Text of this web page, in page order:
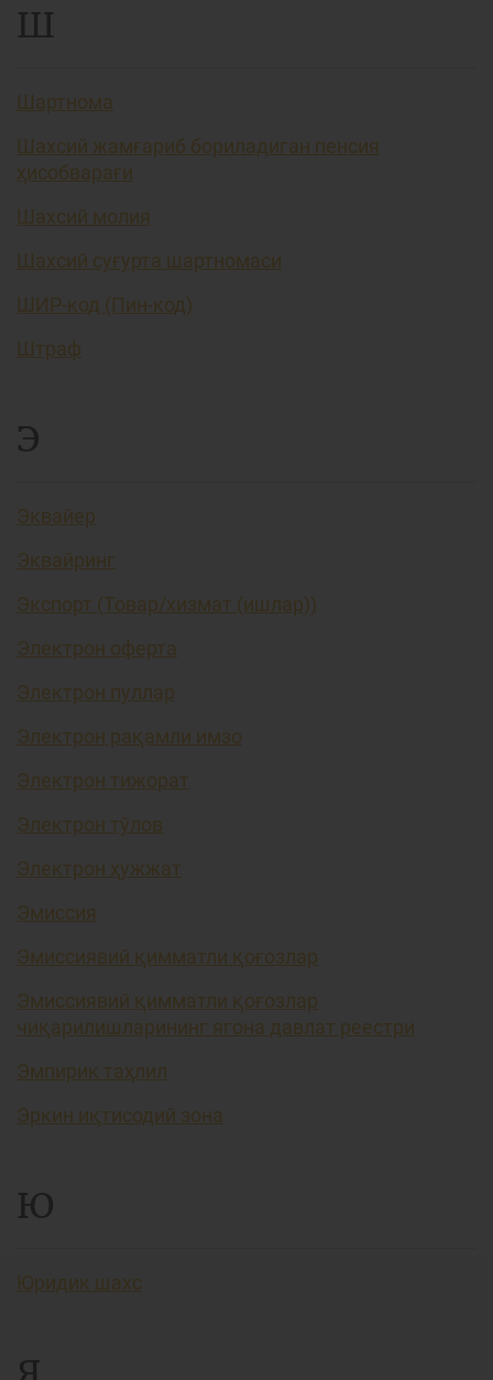
Ш
Шартнома
Шахсий жамғариб бориладиган пенсия
ҳисобварағи
Шахсий молия
Шахсий суғурта шартномаси
ШИР-код (Пин-код)
Штраф
Э
Эквайер
Эквайринг
Экспорт (Товар/хизмат (ишлар))
Электрон оферта
Электрон пуллар
Электрон рақамли имзо
Электрон тижорат
Электрон тўлов
Электрон ҳужжат
Эмиссия
Эмиссиявий қимматли қоғозлар
Эмиссиявий қимматли қоғозлар
чиқарилишларининг ягона давлат реестри
Эмпирик таҳлил
Эркин иқтисодий зона
Ю
Юридик шахс